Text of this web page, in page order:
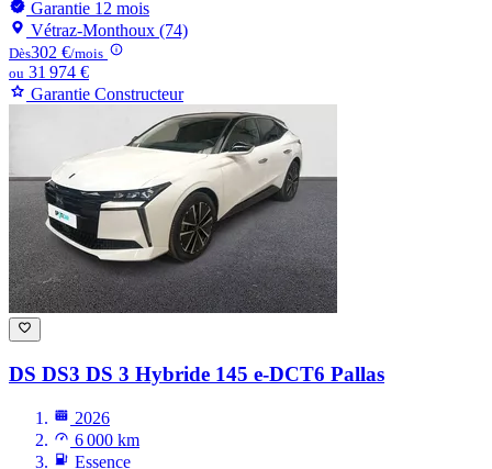
Garantie 12 mois
Vétraz-Monthoux (74)
Dès302 €/mois
ou 31 974 €
Garantie Constructeur
DS DS3 DS 3 Hybride 145 e-DCT6 Pallas
2026
6 000 km
Essence